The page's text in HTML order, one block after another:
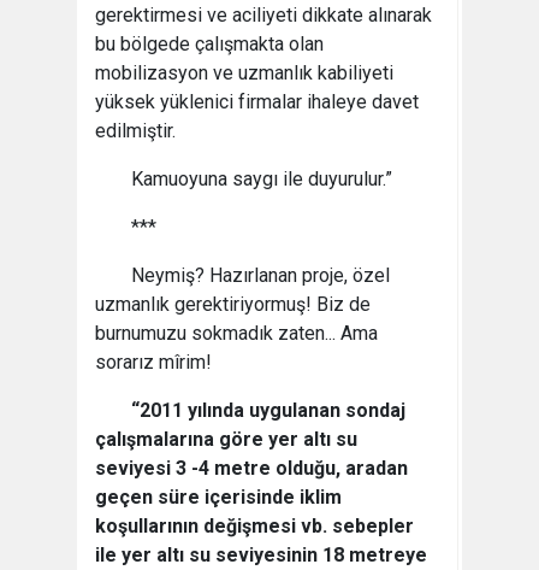
gerektirmesi ve aciliyeti dikkate alınarak
bu bölgede çalışmakta olan
mobilizasyon ve uzmanlık kabiliyeti
yüksek yüklenici firmalar ihaleye davet
edilmiştir.
Kamuoyuna saygı ile duyurulur.”
***
Neymiş? Hazırlanan proje, özel
uzmanlık gerektiriyormuş! Biz de
burnumuzu sokmadık zaten... Ama
sorarız mîrim!
“2011 yılında uygulanan sondaj
çalışmalarına göre yer altı su
seviyesi 3 -4 metre olduğu, aradan
geçen süre içerisinde iklim
koşullarının değişmesi vb. sebepler
ile yer altı su seviyesinin 18 metreye